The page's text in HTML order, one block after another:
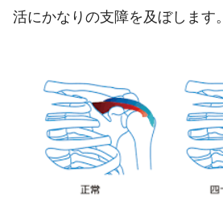
活にかなりの支障を及ぼします。